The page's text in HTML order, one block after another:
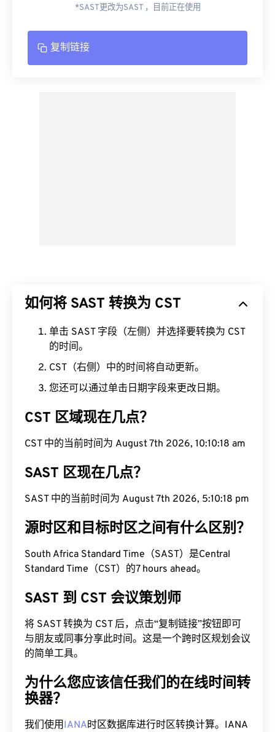
*SAST更改为SAST ，目前正在使用
复制链接
如何将 SAST 转换为 CST
单击 SAST 字段（左侧）并选择要转换为 CST
的时间。
CST（右侧）中的时间将自动更新。
您还可以通过单击日期字段来更改日期。
CST 区域现在几点？
CST 中的当前时间为 August 7th 2026, 10:10:19 am
SAST 区现在几点？
SAST 中的当前时间为 August 7th 2026, 5:10:19 pm
源时区和目标时区之间有什么区别？
South Africa Standard Time（SAST）是Central
Standard Time（CST）的7 hours ahead。
SAST 到 CST 会议策划师
将 SAST 转换为 CST 后，点击“复制链接”按钮即可
与朋友或同事分享此时间。这是一个跨时区规划会议
的简单工具。
为什么您应该信任我们的在线时间转
换器？
我们使用IANA时区数据库进行时区转换计算。IANA